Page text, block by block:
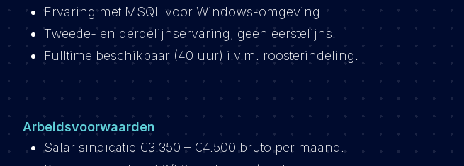
Ervaring met MSQL voor Windows-omgeving.
Tweede- en derdelijnservaring, geen eerstelijns.
Fulltime beschikbaar (40 uur) i.v.m. roosterindeling.
Arbeidsvoorwaarden
Salarisindicatie €3.350 – €4.500 bruto per maand.